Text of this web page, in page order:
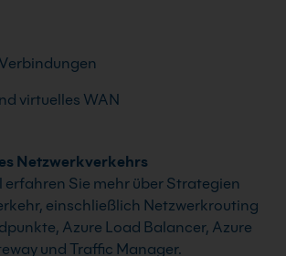
virtuelles WAN
Netzwerkverkehrs
erfahren Sie mehr über Strategien
einschließlich Netzwerkrouting
Azure Load Balancer, Azure
und Traffic Manager.